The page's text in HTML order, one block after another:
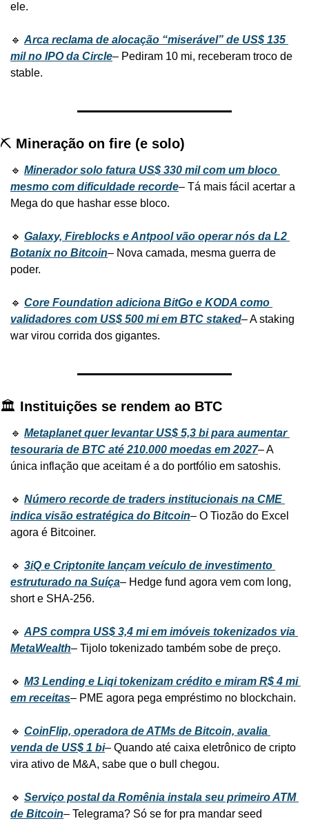
ele.
🔹 Arca reclama de alocação “miserável” de US$ 135
mil no IPO da Circle– Pediram 10 mi, receberam troco de
stable.
⛏️ Mineração on fire (e solo)
🔹 Minerador solo fatura US$ 330 mil com um bloco
mesmo com dificuldade recorde– Tá mais fácil acertar a
Mega do que hashar esse bloco.
🔹 Galaxy, Fireblocks e Antpool vão operar nós da L2
Botanix no Bitcoin– Nova camada, mesma guerra de
poder.
🔹 Core Foundation adiciona BitGo e KODA como
validadores com US$ 500 mi em BTC staked– A staking
war virou corrida dos gigantes.
🏛️ Instituições se rendem ao BTC
🔹 Metaplanet quer levantar US$ 5,3 bi para aumentar
tesouraria de BTC até 210.000 moedas em 2027– A
única inflação que aceitam é a do portfólio em satoshis.
🔹 Número recorde de traders institucionais na CME
indica visão estratégica do Bitcoin– O Tiozão do Excel
agora é Bitcoiner.
🔹 3iQ e Criptonite lançam veículo de investimento
estruturado na Suíça– Hedge fund agora vem com long,
short e SHA-256.
🔹 APS compra US$ 3,4 mi em imóveis tokenizados via
MetaWealth– Tijolo tokenizado também sobe de preço.
🔹 M3 Lending e Liqi tokenizam crédito e miram R$ 4 mi
em receitas– PME agora pega empréstimo no blockchain.
🔹 CoinFlip, operadora de ATMs de Bitcoin, avalia
venda de US$ 1 bi– Quando até caixa eletrônico de cripto
vira ativo de M&A, sabe que o bull chegou.
🔹 Serviço postal da Romênia instala seu primeiro ATM
de Bitcoin– Telegrama? Só se for pra mandar seed